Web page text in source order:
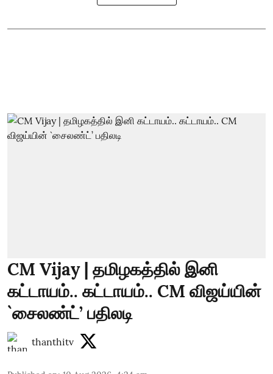
CM Vijay | தமிழகத்தில் இனி
கட்டாயம்.. கட்டாயம்.. CM விஜய்யின்
`சைலண்ட்’ பதிலடி
thanthitv